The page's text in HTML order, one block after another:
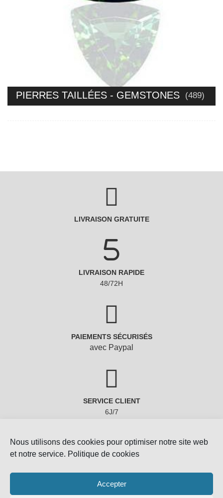
Nous utilisons des cookies pour optimiser notre site web
et notre service. Politique de cookies
Accepter
PIERRES TAILLÉES - GEMSTONES (489)
LIVRAISON GRATUITE
LIVRAISON RAPIDE
48/72H
PAIEMENTS SÉCURISÉS
avec Paypal
SERVICE CLIENT
6J/7